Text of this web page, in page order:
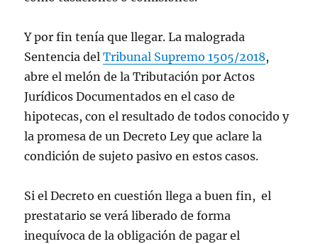
Y por fin tenía que llegar. La malograda
Sentencia delTribunal Supremo 1505/2018,
abre el melón de la Tributación por Actos
Jurídicos Documentados en el caso de
hipotecas, con el resultado de todos conocido y
la promesa de un Decreto Ley que aclare la
condición de sujeto pasivo en estos casos.
Si el Decreto en cuestión llega a buen fin, el
prestatario se verá liberado de forma
inequívoca de la obligación de pagar el